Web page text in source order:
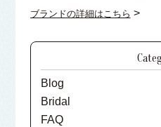
ブランドの詳細はこちら >
Blog
Bridal
FAQ